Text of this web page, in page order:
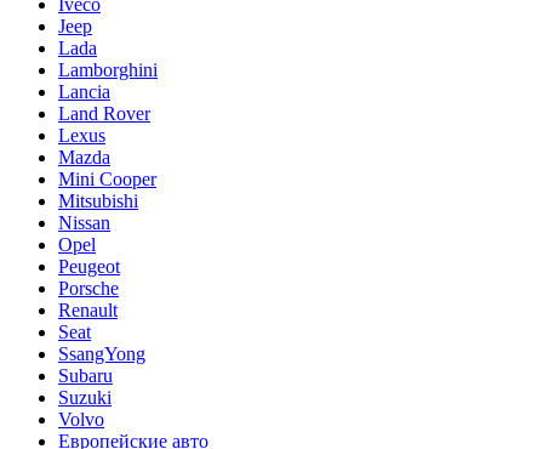
Iveco
Jeep
Lada
Lamborghini
Lancia
Land Rover
Lexus
Mazda
Mini Cooper
Mitsubishi
Nissan
Opel
Peugeot
Porsche
Renault
Seat
SsangYong
Subaru
Suzuki
Volvo
Европейские авто